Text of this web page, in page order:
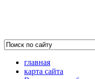
главная
карта сайта